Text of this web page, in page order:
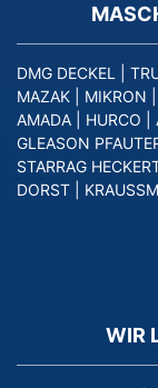
DMG DECKEL
MAZAK
MIKRON
AMADA
HURCO
GLEASON
STARRAG
DORST
WIR